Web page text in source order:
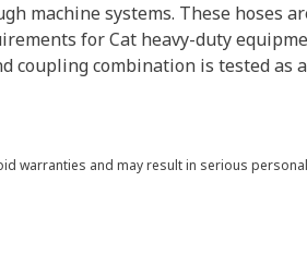
machine systems. These
for Cat heavy-duty
coupling combination is tested
warranties and may result in serious